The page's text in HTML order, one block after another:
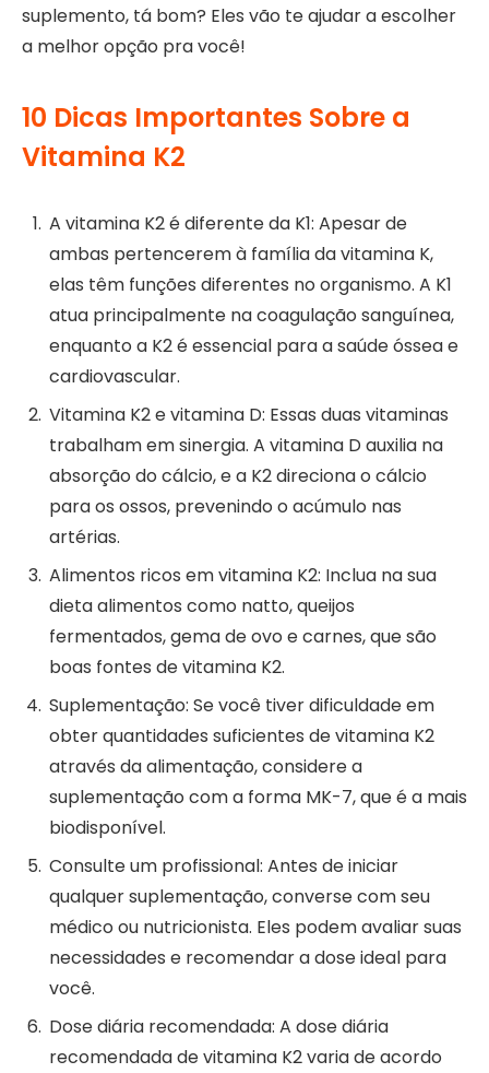
suplemento, tá bom? Eles vão te ajudar a escolher
a melhor opção pra você!
10 Dicas Importantes Sobre a
Vitamina K2
A vitamina K2 é diferente da K1: Apesar de
ambas pertencerem à família da vitamina K,
elas têm funções diferentes no organismo. A K1
atua principalmente na coagulação sanguínea,
enquanto a K2 é essencial para a saúde óssea e
cardiovascular.
Vitamina K2 e vitamina D: Essas duas vitaminas
trabalham em sinergia. A vitamina D auxilia na
absorção do cálcio, e a K2 direciona o cálcio
para os ossos, prevenindo o acúmulo nas
artérias.
Alimentos ricos em vitamina K2: Inclua na sua
dieta alimentos como natto, queijos
fermentados, gema de ovo e carnes, que são
boas fontes de vitamina K2.
Suplementação: Se você tiver dificuldade em
obter quantidades suficientes de vitamina K2
através da alimentação, considere a
suplementação com a forma MK-7, que é a mais
biodisponível.
Consulte um profissional: Antes de iniciar
qualquer suplementação, converse com seu
médico ou nutricionista. Eles podem avaliar suas
necessidades e recomendar a dose ideal para
você.
Dose diária recomendada: A dose diária
recomendada de vitamina K2 varia de acordo